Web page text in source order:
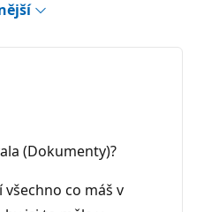
(Dokumenty)?
co máš v